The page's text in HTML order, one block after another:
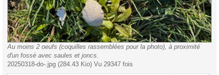
Au moins 2 oeufs (coquilles rassemblées pour la photo), à proximité
d'un fossé avec saules et joncs.
20250318-do-.jpg (284.43 Kio) Vu 29347 fois